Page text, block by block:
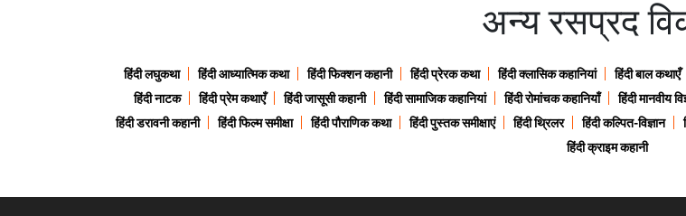
अन्य रसप्रद
हिंदी लघुकथा हिंदी आध्यात्मिक कथा हिंदी फिक्शन कहानी हिंदी प्रेरक कथा हिंदी क्लासिक कहानियां हिंदी बाल कथाएँ
हिंदी नाटक
हिंदी प्रेम कथाएँ हिंदी जासूसी कहानी हिंदी सामाजिक कहानियां हिंदी रोमांचक कहानियाँ हिंदी मानवीय
हिंदी डरावनी कहानी
हिंदी फिल्म समीक्षा हिंदी पौराणिक कथा हिंदी पुस्तक समीक्षाएं हिंदी थ्रिलर हिंदी कल्पित-विज्ञान
हिंदी क्राइम कहानी